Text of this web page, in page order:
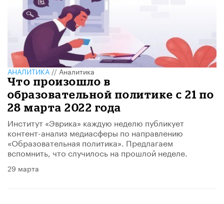
АНАЛИТИКА//Аналитика
Что произошло в
образовательной политике с 21 по
28 марта 2022 года
Институт «Эврика» каждую неделю публикует
контент-анализ медиасферы по направлению
«Образовательная политика». Предлагаем
вспомнить, что случилось на прошлой неделе.
29 марта